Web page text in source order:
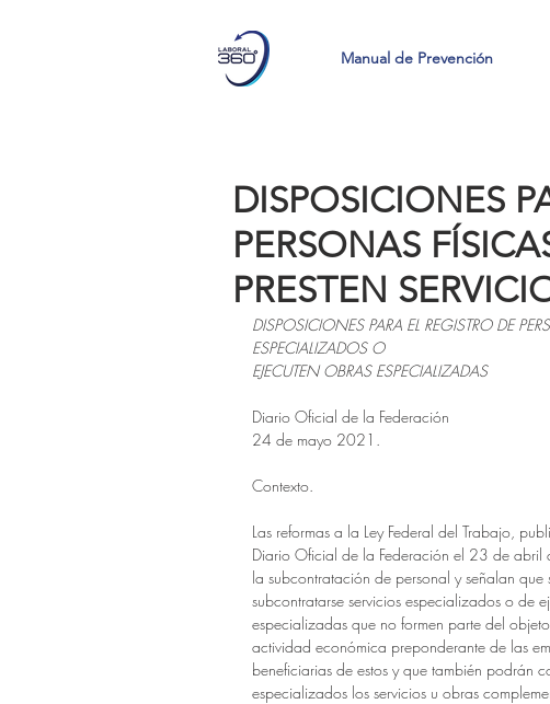
Manual de Prevención
DISPOSICIONES
PERSONAS
PRESTEN
DISPOSICIONES PARA EL REGISTRO DE
ESPECIALIZADOS O
EJECUTEN OBRAS ESPECIALIZADAS
Diario Oficial de la Federación
24 de mayo 2021.
Contexto.
Las reformas a la Ley Federal del Trabajo,
Diario Oficial de la Federación el 23 de
la subcontratación de personal y señalan que
subcontratarse servicios especializados o de
especializadas que no formen parte del
actividad económica preponderante de las
beneficiarias de estos y que también podrán
especializados los servicios u obras